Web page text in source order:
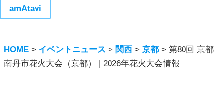
amAtavi
HOME > イベントニュース > 関西 >京都 >第80回 京都
南丹市花火大会（京都） | 2026年花火大会情報